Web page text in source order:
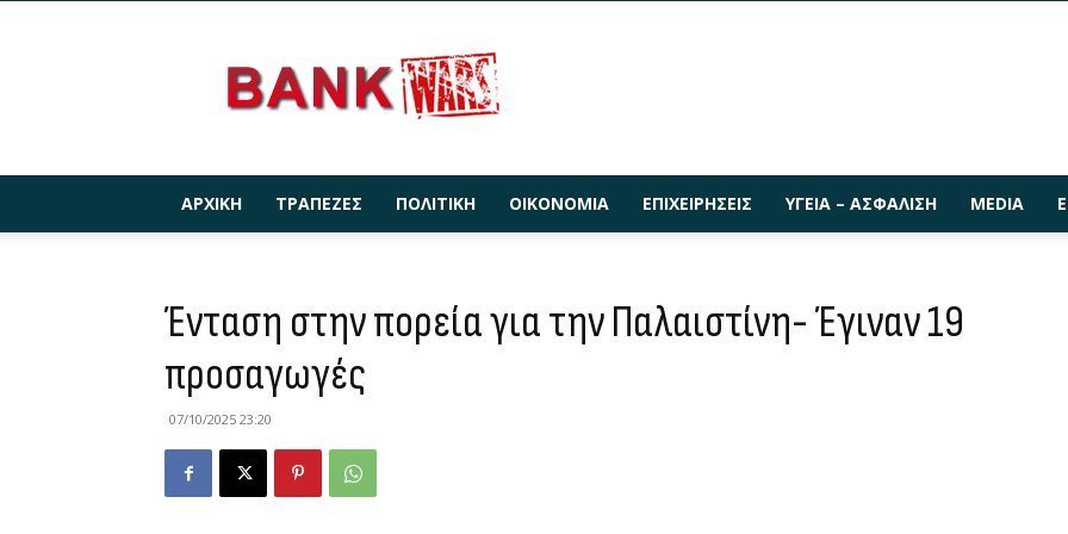
ΑΡΧΙΚΉ ΤΡΆΠΕΖΕΣ ΠΟΛΙΤΙΚΉ ΟΙΚΟΝΟΜΊΑ ΕΠΙΧΕΙΡΉΣΕΙΣ ΥΓΕΊΑ – ΑΣΦΆΛΙΣΗ MEDIA
Ένταση στην πορεία για την Παλαιστίνη- Έγιναν 19
προσαγωγές
07/10/2025 23:20